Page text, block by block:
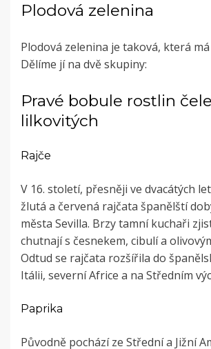
Plodová zelenina
Plodová zelenina je taková, která
Dělíme jí na dvě skupiny:
Pravé bobule rostlin
lilkovitých
Rajče
V 16. století, přesněji ve dvacátých
žlutá a červená rajčata španělští
města Sevilla. Brzy tamní kuchaři
chutnají s česnekem, cibulí a
Odtud se rajčata rozšířila do
Itálii, severní Africe a na Středním
Paprika
Původně pochází ze Střední a Jižní